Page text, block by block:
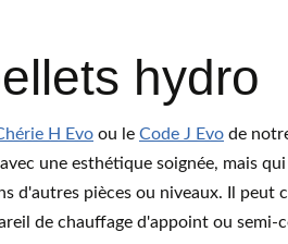
hydro
H Evo ou le Code J Evo de
une esthétique soignée, mais
d'autres pièces ou niveaux. Il peut
de chauffage d'appoint ou semi-